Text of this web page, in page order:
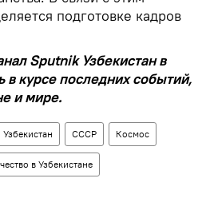
подготовке кадров
Sputnik Узбекистан в
в курсе последних событий,
и мире.
Узбекистан СССР Космос
в Узбекистане